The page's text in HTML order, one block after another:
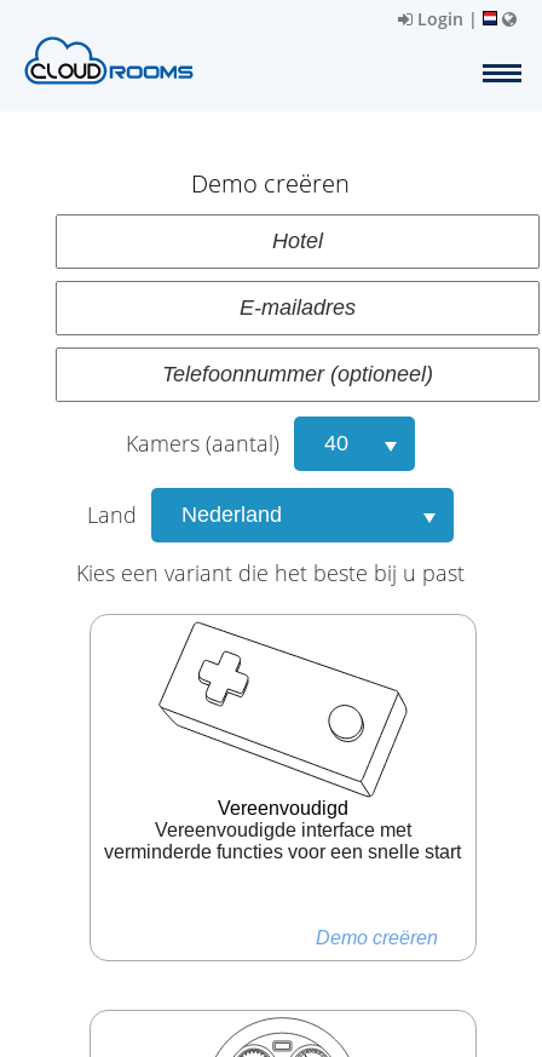
Login |
Demo creëren
Kamers (aantal)
Land
Kies een variant die het beste bij u past
Vereenvoudigd
Vereenvoudigde interface met
verminderde functies voor een snelle start
Demo creëren